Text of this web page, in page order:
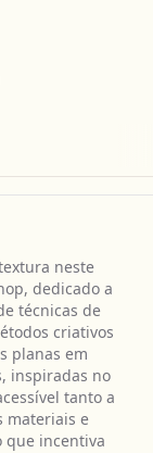
neste
dedicado a
técnicas de
criativos
planas em
inspiradas no
tanto a
materiais e
que incentiva